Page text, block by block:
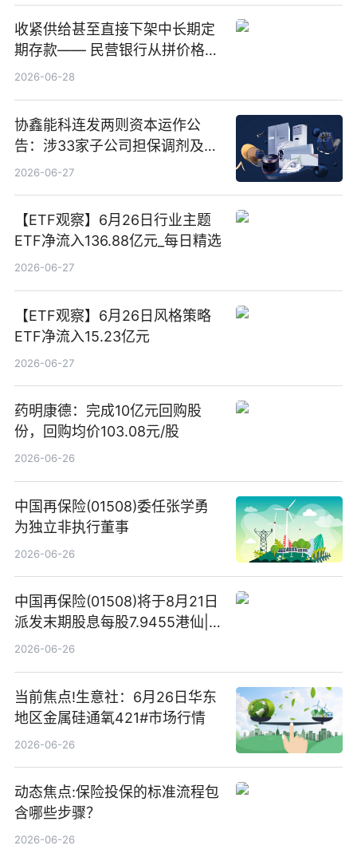
收紧供给甚至直接下架中长期定
期存款—— 民营银行从拼价格转
向拼服务
2026-06-28
协鑫能科连发两则资本运作公
告：涉33家子公司担保调剂及10
亿元产业基金设立
2026-06-27
【ETF观察】6月26日行业主题
ETF净流入136.88亿元_每日精选
2026-06-27
【ETF观察】6月26日风格策略
ETF净流入15.23亿元
2026-06-27
药明康德：完成10亿元回购股
份，回购均价103.08元/股
2026-06-26
中国再保险(01508)委任张学勇
为独立非执行董事
2026-06-26
中国再保险(01508)将于8月21日
派发末期股息每股7.9455港仙|
看点
2026-06-26
当前焦点!生意社：6月26日华东
地区金属硅通氧421#市场行情
2026-06-26
动态焦点:保险投保的标准流程包
含哪些步骤？
2026-06-26